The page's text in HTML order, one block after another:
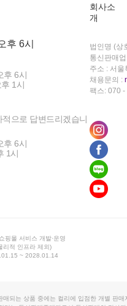
후 6시
후 6시
1시
으로 답변드리겠습니
후 6시
1시
회사소
개
법인명 (상
통신판매
주소 : 서
채용문의 :
팩스: 070
핑몰 서비스 개발·운영
리적 인프라 제외)
~ 2028.01.14
매되는 상품 중에는 컬리에 입점한 개별 판